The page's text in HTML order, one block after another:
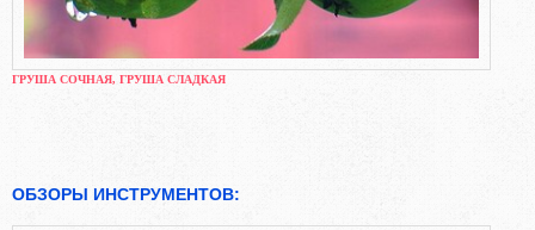
ГРУША СОЧНАЯ, ГРУША СЛАДКАЯ
ОБЗОРЫ ИНСТРУМЕНТОВ: